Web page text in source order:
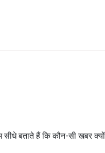
बताते हैं कि कौन-सी खबर